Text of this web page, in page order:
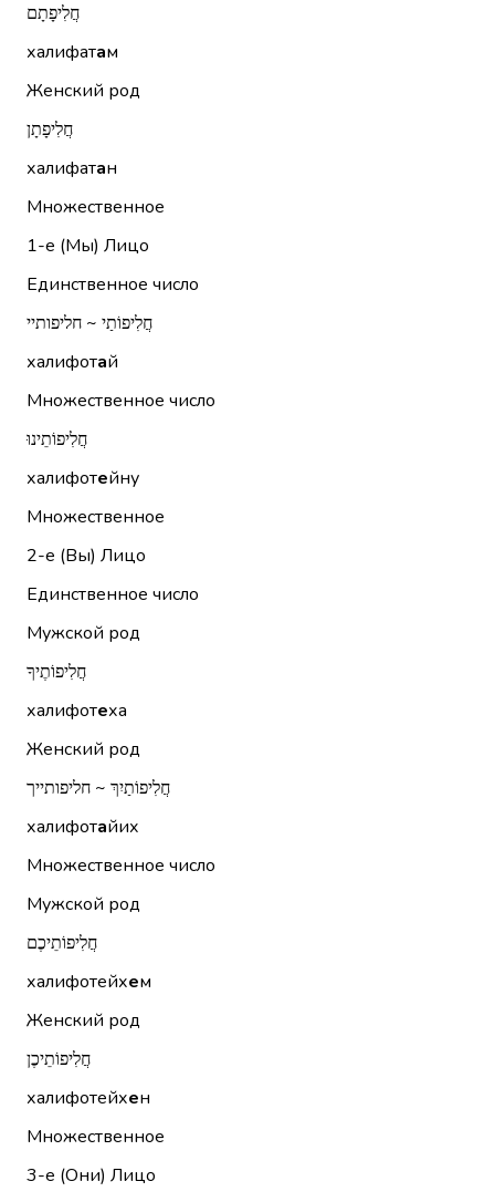
חֲלִיפָתָם
халифатам
Женский род
חֲלִיפָתָן
халифатан
Множественное
1-е (Мы) Лицо
Единственное число
חֲלִיפוֹתַי ~ חליפותיי
халифотай
Множественное число
חֲלִיפוֹתֵינוּ
халифотейну
Множественное
2-е (Вы) Лицо
Единственное число
Мужской род
חֲלִיפוֹתֶיךָ
халифотеха
Женский род
חֲלִיפוֹתַיִךְ ~ חליפותייך
халифотайих
Множественное число
Мужской род
חֲלִיפוֹתֵיכֶם
халифотейхем
Женский род
חֲלִיפוֹתֵיכֶן
халифотейхен
Множественное
3-е (Они) Лицо